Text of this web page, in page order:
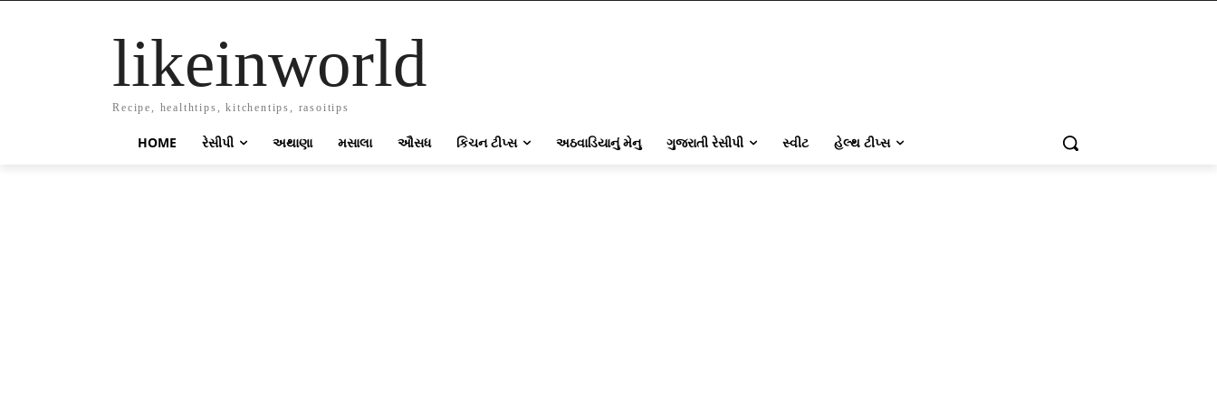
likeinworld
Recipe, healthtips, kitchentips, rasoitips
HOME રેસીપી અથાણા મસાલા ઔસધ કિચન ટીપ્સ અઠવાડિયાનું મેનુ ગુજરાતી રેસીપી સ્વીટ હેલ્થ ટીપ્સ